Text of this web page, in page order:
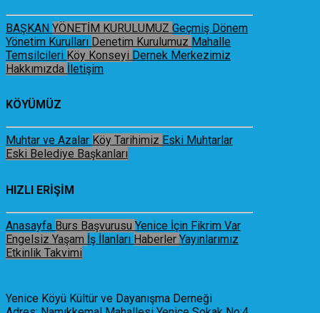
BAŞKAN YÖNETİM KURULUMUZ Geçmiş Dönem
Yönetim Kurulları Denetim Kurulumuz Mahalle
Temsilcileri Köy Konseyi Dernek Merkezimiz
Hakkımızda İletişim
KÖYÜMÜZ
Muhtar ve Azalar Köy Tarihimiz Eski Muhtarlar
Eski Belediye Başkanları
HIZLI ERİŞİM
Anasayfa Burs Başvurusu Yenice İçin Fikrim Var
Engelsiz Yaşam İş İlanları Haberler Yayınlarımız
Etkinlik Takvimi
Yenice Köyü Kültür ve Dayanışma Derneği